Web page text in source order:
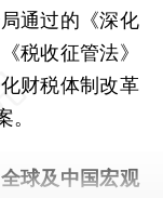
通过的《深化
税收征管法》
财税体制改革
球及中国宏观